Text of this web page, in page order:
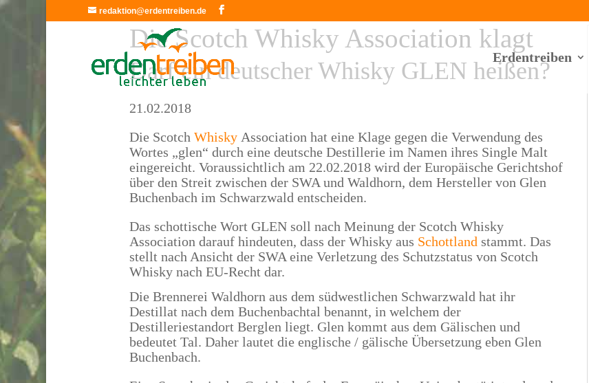
redaktion@erdentreiben.de
Erdentreiben
Die Scotch Whisky Association klagt
Darf ein deutscher Whisky GLEN heißen?
21.02.2018
Die ScotchWhisky Association hat eine Klage gegen die Verwendung des
Wortes „glen“ durch eine deutsche Destillerie im Namen ihres Single Malt
eingereicht. Voraussichtlich am 22.02.2018 wird der Europäische Gerichtshof
über den Streit zwischen der SWA und Waldhorn, dem Hersteller von Glen
Buchenbach im Schwarzwald entscheiden.
Das schottische Wort GLEN soll nach Meinung der Scotch Whisky
Association darauf hindeuten, dass der Whisky aus Schottland stammt. Das
stellt nach Ansicht der SWA eine Verletzung des Schutzstatus von Scotch
Whisky nach EU-Recht dar.
Die Brennerei Waldhorn aus dem südwestlichen Schwarzwald hat ihr
Destillat nach dem Buchenbachtal benannt, in welchem der
Destilleriestandort Berglen liegt. Glen kommt aus dem Gälischen und
bedeutet Tal. Daher lautet die englische / gälische Übersetzung eben Glen
Buchenbach.